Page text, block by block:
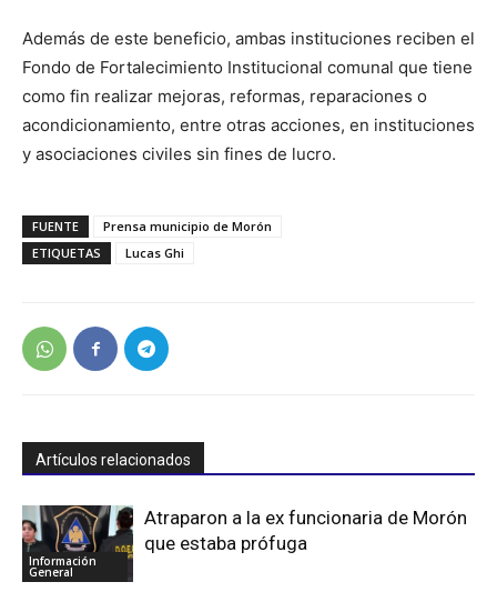
Además de este beneficio, ambas instituciones reciben el
Fondo de Fortalecimiento Institucional comunal que tiene
como fin realizar mejoras, reformas, reparaciones o
acondicionamiento, entre otras acciones, en instituciones
y asociaciones civiles sin fines de lucro.
FUENTE
Prensa municipio de Morón
ETIQUETAS
Lucas Ghi
Artículos relacionados
Información
General
Atraparon a la ex funcionaria de Morón
que estaba prófuga